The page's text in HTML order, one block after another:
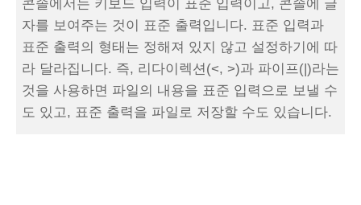
콘솔에서는 키보드 입력이 표준 입력이고, 콘솔에 글
자를 보여주는 것이 표준 출력입니다. 표준 입력과
표준 출력의 형태는 정해져 있지 않고 설정하기에 따
라 달라집니다. 즉, 리다이렉션(<, >)과 파이프(|)라는
것을 사용하면 파일의 내용을 표준 입력으로 보낼 수
도 있고, 표준 출력을 파일로 저장할 수도 있습니다.